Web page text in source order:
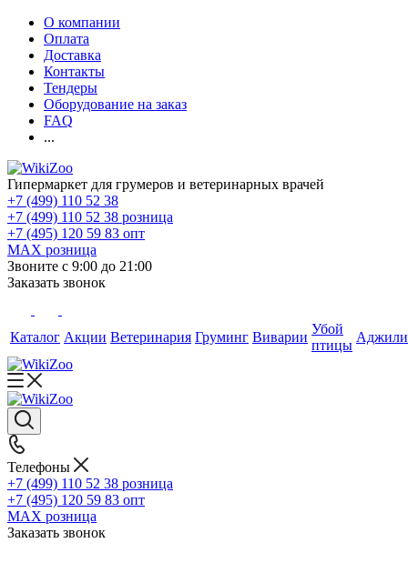
О компании
Оплата
Доставка
Контакты
Тендеры
Оборудование на заказ
FAQ
...
Гипермаркет для грумеров и ветеринарных врачей
+7 (499) 110 52 38
+7 (499) 110 52 38 розница
+7 (495) 120 59 83 опт
MAX розница
Звоните с 9:00 до 21:00
Заказать звонок
Каталог Акции Ветеринария Груминг Виварии
Убой
птицы
Телефоны
+7 (499) 110 52 38 розница
+7 (495) 120 59 83 опт
MAX розница
Заказать звонок